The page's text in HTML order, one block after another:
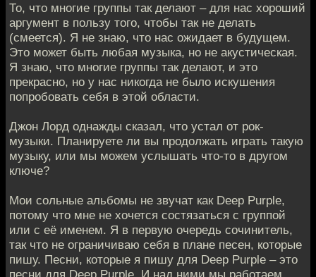
То, что многие группы так делают – для нас хороший
аргумент в пользу того, чтобы так не делать
(смеется). Я не знаю, что нас ожидает в будущем.
Это может быть любая музыка, но не акустическая.
Я знаю, что многие группы так делают, и это
прекрасно, но у нас никогда не было искушения
попробовать себя в этой области.
Джон Лорд однажды сказал, что устал от рок-
музыки. Планируете ли вы продолжать играть такую
музыку, или мы можем услышать что-то в другом
ключе?
Мои сольные альбомы не звучат как Deep Purple,
потому что мне не хочется состязаться с группой
или с её именем. Я в первую очередь сочинитель,
так что не ограничиваю себя в плане песен, которые
пишу. Песни, которые я пишу для Deep Purple – это